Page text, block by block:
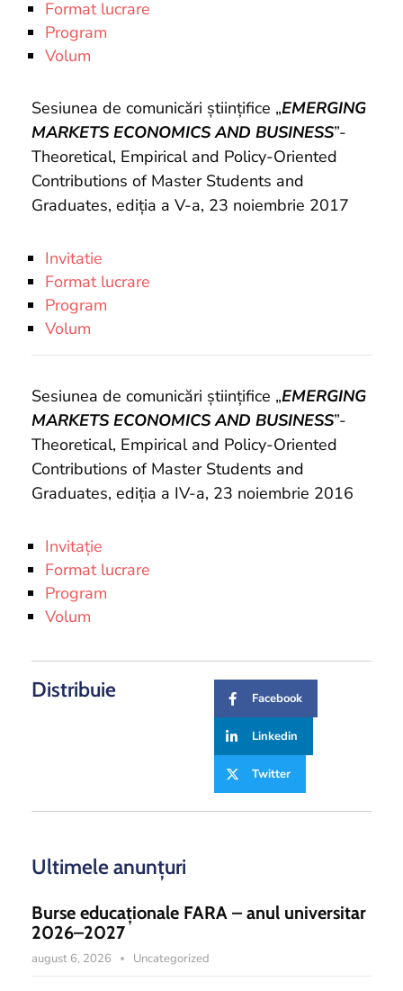
Format lucrare
Program
Volum
Sesiunea de comunicări științifice „EMERGING
MARKETS ECONOMICS AND BUSINESS”-
Theoretical, Empirical and Policy-Oriented
Contributions of Master Students and
Graduates, ediția a V-a, 23 noiembrie 2017
Invitatie
Format lucrare
Program
Volum
Sesiunea de comunicări științifice „EMERGING
MARKETS ECONOMICS AND BUSINESS”-
Theoretical, Empirical and Policy-Oriented
Contributions of Master Students and
Graduates, ediția a IV-a, 23 noiembrie 2016
Invitație
Format lucrare
Program
Volum
Distribuie Facebook
Linkedin
Twitter
Ultimele anunțuri
Burse educaționale FARA – anul universitar
2026–2027
august 6, 2026 Uncategorized